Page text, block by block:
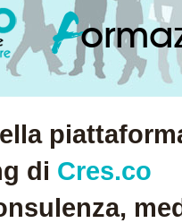
F
la
di Cres.co